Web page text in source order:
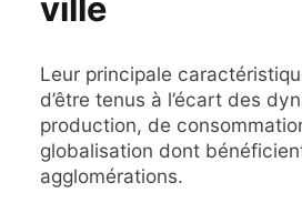
ville
Leur principale
d’être tenus à l’écart des
production, de
globalisation dont
agglomérations.